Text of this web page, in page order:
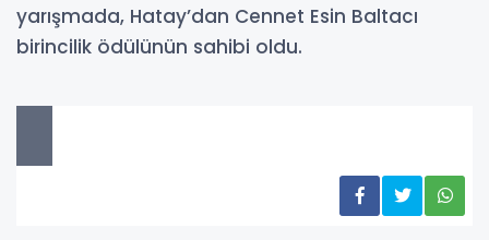
yarışmada, Hatay’dan Cennet Esin Baltacı
birincilik ödülünün sahibi oldu.